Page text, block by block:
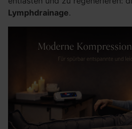
Lymphdrainage.